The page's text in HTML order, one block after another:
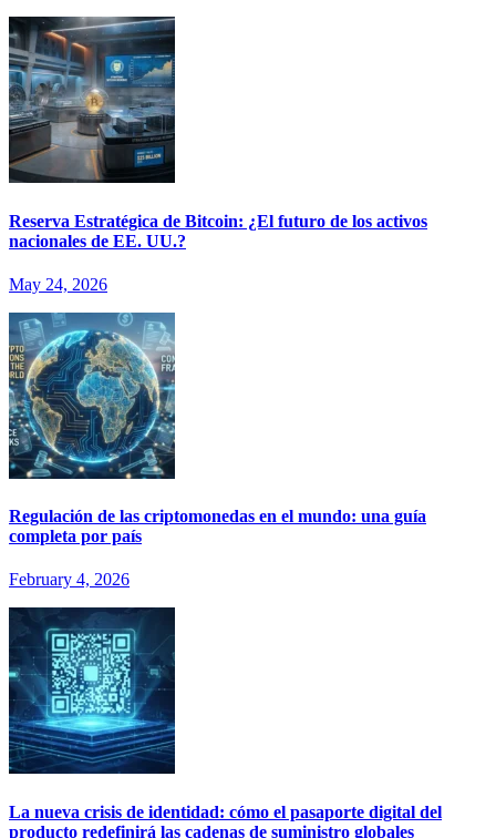
Reserva Estratégica de Bitcoin: ¿El futuro de los activos
nacionales de EE. UU.?
May 24, 2026
Regulación de las criptomonedas en el mundo: una guía
completa por país
February 4, 2026
La nueva crisis de identidad: cómo el pasaporte digital del
producto redefinirá las cadenas de suministro globales